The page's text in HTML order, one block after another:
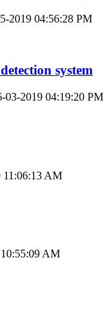
2019 04:56:28 PM
system
03-2019 04:19:20 PM
11:06:13 AM
10:55:09 AM